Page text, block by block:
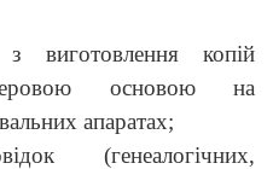
виготовлення копій
основою на
апаратах;
(генеалогічних,